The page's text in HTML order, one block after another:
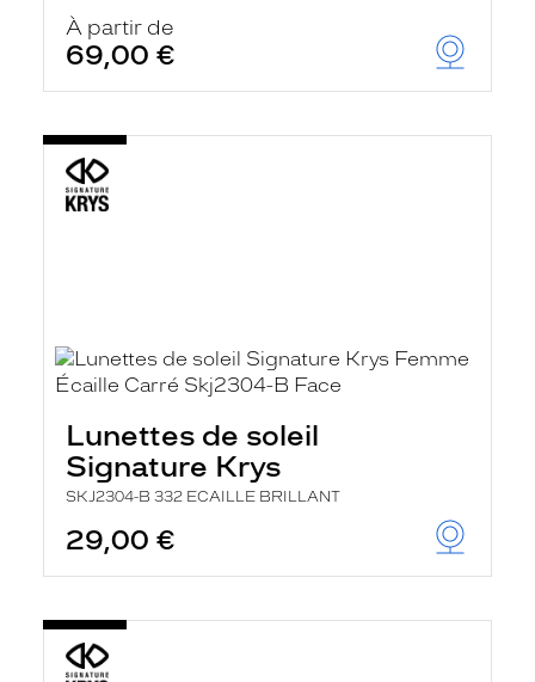
À partir de
69,00 €
Lunettes de soleil
Signature Krys
SKJ2304-B 332 ECAILLE BRILLANT
29,00 €